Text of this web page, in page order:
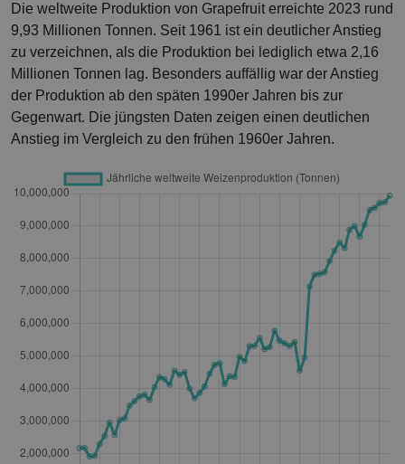
Die weltweite Produktion von Grapefruit erreichte 2023 rund
9,93 Millionen Tonnen. Seit 1961 ist ein deutlicher Anstieg
zu verzeichnen, als die Produktion bei lediglich etwa 2,16
Millionen Tonnen lag. Besonders auffällig war der Anstieg
der Produktion ab den späten 1990er Jahren bis zur
Gegenwart. Die jüngsten Daten zeigen einen deutlichen
Anstieg im Vergleich zu den frühen 1960er Jahren.